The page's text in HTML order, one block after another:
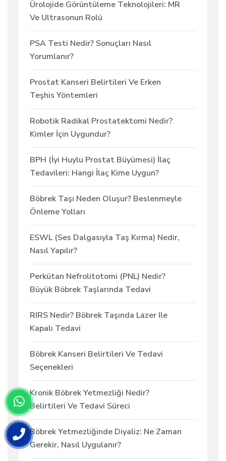
Ürolojide Görüntüleme Teknolojileri: MR
Ve Ultrasonun Rolü
PSA Testi Nedir? Sonuçları Nasıl
Yorumlanır?
Prostat Kanseri Belirtileri Ve Erken
Teşhis Yöntemleri
Robotik Radikal Prostatektomi Nedir?
Kimler İçin Uygundur?
BPH (İyi Huylu Prostat Büyümesi) İlaç
Tedavileri: Hangi İlaç Kime Uygun?
Böbrek Taşı Neden Oluşur? Beslenmeyle
Önleme Yolları
ESWL (Ses Dalgasıyla Taş Kırma) Nedir,
Nasıl Yapılır?
Perkütan Nefrolitotomi (PNL) Nedir?
Büyük Böbrek Taşlarında Tedavi
RIRS Nedir? Böbrek Taşında Lazer Ile
Kapalı Tedavi
Böbrek Kanseri Belirtileri Ve Tedavi
Seçenekleri
Kronik Böbrek Yetmezliği Nedir?
Belirtileri Ve Tedavi Süreci
Böbrek Yetmezliğinde Diyaliz: Ne Zaman
Gerekir, Nasıl Uygulanır?